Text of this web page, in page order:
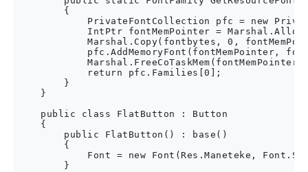
        {
PrivateFontCollection pfc = new
IntPtr fontMemPointer =
Marshal.Copy(fontbytes, 0,
pfc.AddMemoryFont(fontMemPointer,
            return pfc.Families[0];
        }
    }
    public class FlatButton : Button
    {
        public FlatButton() : base()
        {
Font = new Font(Res.Maneteke,
        }